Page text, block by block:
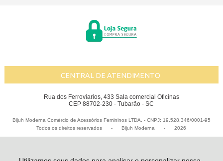
CENTRAL DE ATENDIMENTO
Rua dos Ferroviarios, 433 Sala comercial Oficinas
CEP 88702-230 - Tubarão - SC
Bijuh Moderna Comércio de Acessórios Femininos LTDA. - CNPJ: 19.528.346/0001-95
Todos os direitos reservados
- Bijuh Moderna - 2026